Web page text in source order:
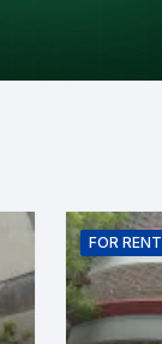
FOR RENT